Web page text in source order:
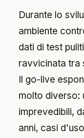
Durante lo
ambiente
dati di test
ravvicinata tra
Il go-live
molto diverso:
imprevedibili,
anni, casi